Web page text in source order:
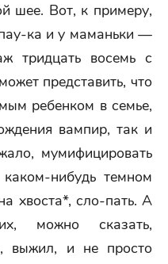
шее. Вот, к примеру,
ка и у маманьки —
тридцать восемь с
представить, что
ребенком в семье,
вампир, так и
мумифицировать
нибудь темном
хвоста*, сло-пать. А
можно сказать,
выжил, и не просто